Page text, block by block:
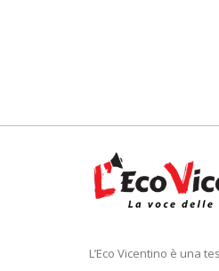
L’Eco Vicentino è una